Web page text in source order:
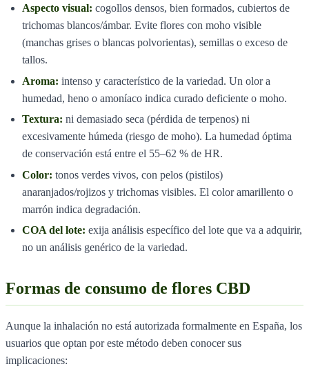
Aspecto visual: cogollos densos, bien formados, cubiertos de
trichomas blancos/ámbar. Evite flores con moho visible
(manchas grises o blancas polvorientas), semillas o exceso de
tallos.
Aroma: intenso y característico de la variedad. Un olor a
humedad, heno o amoníaco indica curado deficiente o moho.
Textura: ni demasiado seca (pérdida de terpenos) ni
excesivamente húmeda (riesgo de moho). La humedad óptima
de conservación está entre el 55–62 % de HR.
Color: tonos verdes vivos, con pelos (pistilos)
anaranjados/rojizos y trichomas visibles. El color amarillento o
marrón indica degradación.
COA del lote: exija análisis específico del lote que va a adquirir,
no un análisis genérico de la variedad.
Formas de consumo de flores CBD
Aunque la inhalación no está autorizada formalmente en España, los
usuarios que optan por este método deben conocer sus
implicaciones: